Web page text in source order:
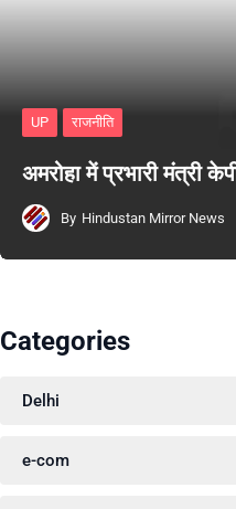
UP राजनीति
अमरोहा में प्रभारी मंत्री
By Hindustan Mirror News
Categories
Delhi
e-com